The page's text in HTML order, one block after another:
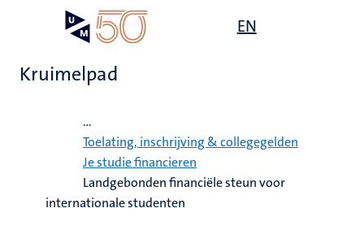
EN
Kruimelpad
...
Toelating, inschrijving & collegegelden
Je studie financieren
Landgebonden financiële steun voor
internationale studenten